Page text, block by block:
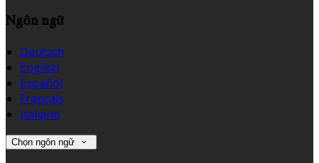
Ngôn ngữ
Deutsch
English
Español
Français
Italiano
Chọn ngôn ngữ